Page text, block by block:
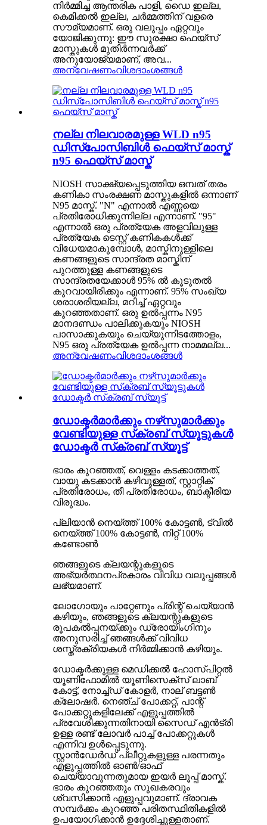
നിർമ്മിച്ച ആന്തരിക പാളി, ഡൈ ഇല്ല,
കെമിക്കൽ ഇല്ല, ചർമ്മത്തിന് വളരെ
സൗമ്യമാണ്. ഒരു വലുപ്പം ഏറ്റവും
യോജിക്കുന്നു: ഈ സുരക്ഷാ ഫെയ്സ്
മാസ്കുകൾ മുതിർന്നവർക്ക്
അനുയോജ്യമാണ്, അവ...
അന്വേഷണംവിശദാംശങ്ങൾ
നല്ല നിലവാരമുള്ള WLD n95
ഡിസ്പോസിബിൾ ഫെയ്‌സ് മാസ്ക്
n95 ഫെയ്‌സ് മാസ്ക്
NIOSH സാക്ഷ്യപ്പെടുത്തിയ ഒമ്പത് തരം
കണികാ സംരക്ഷണ മാസ്കുകളിൽ ഒന്നാണ്
N95 മാസ്ക്. "N" എന്നാൽ എണ്ണയെ
പ്രതിരോധിക്കുന്നില്ല എന്നാണ്. "95"
എന്നാൽ ഒരു പ്രത്യേക അളവിലുള്ള
പ്രത്യേക ടെസ്റ്റ് കണികകൾക്ക്
വിധേയമാകുമ്പോൾ, മാസ്കിനുള്ളിലെ
കണങ്ങളുടെ സാന്ദ്രത മാസ്കിന്
പുറത്തുള്ള കണങ്ങളുടെ
സാന്ദ്രതയേക്കാൾ 95% ൽ കൂടുതൽ
കുറവായിരിക്കും എന്നാണ്. 95% സംഖ്യ
ശരാശരിയല്ല, മറിച്ച് ഏറ്റവും
കുറഞ്ഞതാണ്. ഒരു ഉൽപ്പന്നം N95
മാനദണ്ഡം പാലിക്കുകയും NIOSH
പാസാക്കുകയും ചെയ്യുന്നിടത്തോളം,
N95 ഒരു പ്രത്യേക ഉൽപ്പന്ന നാമമല്ല...
അന്വേഷണംവിശദാംശങ്ങൾ
ഡോക്ടർമാർക്കും നഴ്‌സുമാർക്കും
വേണ്ടിയുള്ള സ്‌ക്രബ് സ്യൂട്ടുകൾ
ഡോക്ടർ സ്‌ക്രബ് സ്യൂട്ട്
ഭാരം കുറഞ്ഞത്, വെള്ളം കടക്കാത്തത്,
വായു കടക്കാൻ കഴിവുള്ളത്, സ്റ്റാറ്റിക്
പ്രതിരോധം, തീ പ്രതിരോധം, ബാക്ടീരിയ
വിരുദ്ധം.
പ്ലിയാൻ നെയ്ത്ത് 100% കോട്ടൺ, ട്വിൽ
നെയ്ത്ത് 100% കോട്ടൺ, നിറ്റ് 100%
കണ്ടോൺ
ഞങ്ങളുടെ ക്ലയന്റുകളുടെ
അഭ്യർത്ഥനപ്രകാരം വിവിധ വലുപ്പങ്ങൾ
ലഭ്യമാണ്.
ലോഗോയും പാറ്റേണും പ്രിന്റ് ചെയ്യാൻ
കഴിയും, ഞങ്ങളുടെ ക്ലയന്റുകളുടെ
രൂപകൽപ്പനയ്ക്കും ഡ്രോയിംഗിനും
അനുസരിച്ച് ഞങ്ങൾക്ക് വിവിധ
ശസ്ത്രക്രിയകൾ നിർമ്മിക്കാൻ കഴിയും.
ഡോക്ടർക്കുള്ള മെഡിക്കൽ ഹോസ്പിറ്റൽ
യൂണിഫോമിൽ യൂണിസെക്സ് ലാബ്
കോട്ട്, നോച്ച്ഡ് കോളർ, നാല് ബട്ടൺ
ക്ലോഷർ. നെഞ്ച് പോക്കറ്റ്, പാന്റ്
പോക്കറ്റുകളിലേക്ക് എളുപ്പത്തിൽ
പ്രവേശിക്കുന്നതിനായി സൈഡ് എൻട്രി
ഉള്ള രണ്ട് ലോവർ പാച്ച് പോക്കറ്റുകൾ
എന്നിവ ഉൾപ്പെടുന്നു.
സ്റ്റാൻഡേർഡ് പ്ലീറ്റുകളുള്ള പരന്നതും
എളുപ്പത്തിൽ ഓൺ/ഓഫ്
ചെയ്യാവുന്നതുമായ ഇയർ ലൂപ്പ് മാസ്ക്.
ഭാരം കുറഞ്ഞതും സുഖകരവും
ശ്വസിക്കാൻ എളുപ്പവുമാണ്. ദ്രാവക
സമ്പർക്കം കുറഞ്ഞ പരിതസ്ഥിതികളിൽ
ഉപയോഗിക്കാൻ ഉദ്ദേശിച്ചുള്ളതാണ്.